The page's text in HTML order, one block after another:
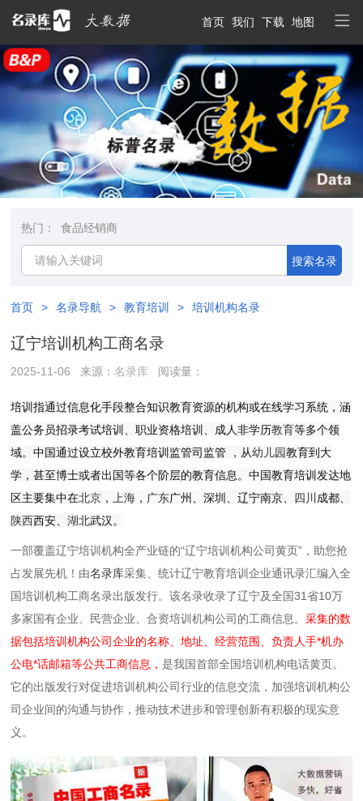
首页 我们 下载 地图
热门： 食品经销商
搜索名录
首页 > 名录导航 > 教育培训 > 培训机构名录
辽宁培训机构工商名录
2025-11-06 来源：名录库 阅读量：
培训指通过信息化手段整合知识教育资源的机构或在线学习系统，涵
盖公务员招录考试培训、职业资格培训、成人非学历教育等多个领
域。中国通过设立校外教育培训监管司监管 ，从幼儿园教育到大
学，甚至博士或者出国等各个阶层的教育信息。中国教育培训发达地
区主要集中在北京 ， 上海 ， 广东广州、深圳、辽宁南京、 四川成都、
陕西西安、湖北武汉。
一部覆盖辽宁培训机构全产业链的“辽宁培训机构公司黄页”，助您抢
占发展先机！由名录库采集、统计辽宁教育培训企业通讯录汇编入全
国培训机构工商名录出版发行。该名录收录了辽宁及全国31省10万
多家国有企业、民营企业、合资培训机构公司的工商信息。采集的数
据包括培训机构公司企业的名称、地址、经营范围、负责人手*机办
公电*话邮箱等公共工商信息，是我国首部全国培训机构电话黄页。
它的出版发行对促进培训机构公司行业的信息交流，加强培训机构公
司企业间的沟通与协作，推动技术进步和管理创新有积极的现实意
义。